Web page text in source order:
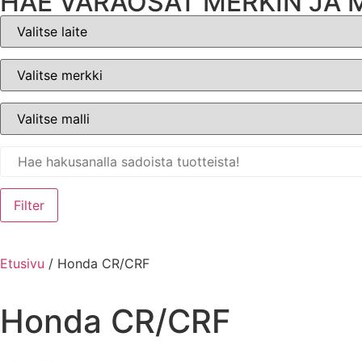
Filter
Etusivu / Honda CR/CRF
Honda CR/CRF